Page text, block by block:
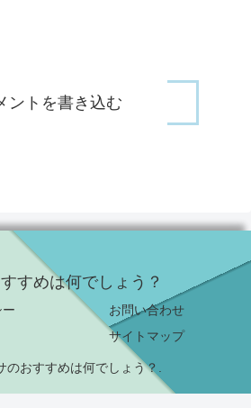
ントを書き込む
すめは何でしょう？
お問い合わせ
サイトマップ
おすすめは何でしょう？.